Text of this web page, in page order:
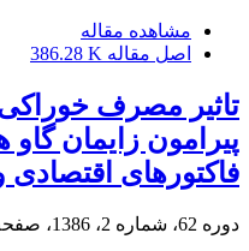
مشاهده مقاله
اصل مقاله 386.28 K
تاثیر مصرف
پیرامون زایمان
فاکتورهای
دوره 62، شماره 2، 1386، صفحه